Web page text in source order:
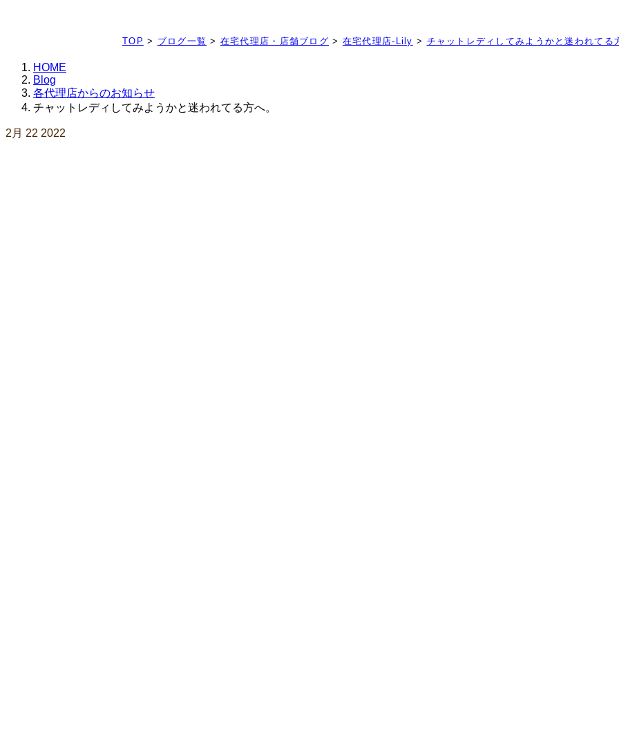
TOP > ブログ一覧 > 在宅代理店・店舗ブログ > 在宅代理店-Lily > チャットレディしてみようかと迷われてる
HOME
Blog
各代理店からのお知らせ
チャットレディしてみようかと迷われてる方へ。
2月 22 2022